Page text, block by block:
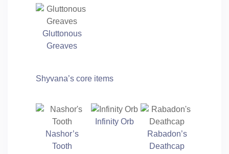
Gluttonous
Greaves
Shyvana’s core items
Nashor’s
Tooth
Infinity Orb
Rabadon’s
Deathcap